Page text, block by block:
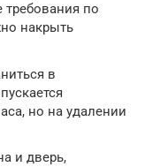
по
накрыть
в
но на удалении
и дверь,